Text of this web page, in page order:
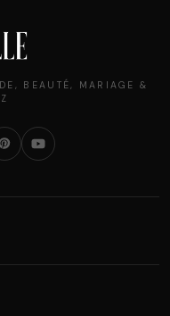
BEAUTÉ, MARIAGE &